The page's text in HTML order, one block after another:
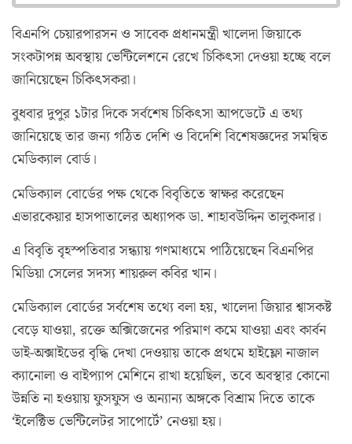
বিএনপি চেয়ারপারসন ও সাবেক প্রধানমন্ত্রী খালেদা জিয়াকে
সংকটাপন্ন অবস্থায় ভেন্টিলেশনে রেখে চিকিৎসা দেওয়া হচ্ছে বলে
জানিয়েছেন চিকিৎসকরা।
বুধবার দুপুর ১টার দিকে সর্বশেষ চিকিৎসা আপডেটে এ তথ্য
জানিয়েছে তার জন্য গঠিত দেশি ও বিদেশি বিশেষজ্ঞদের সমন্বিত
মেডিক্যাল বোর্ড।
মেডিক্যাল বোর্ডের পক্ষ থেকে বিবৃতিতে স্বাক্ষর করেছেন
এভারকেয়ার হাসপাতালের অধ্যাপক ডা. শাহাবউদ্দিন তালুকদার।
এ বিবৃতি বৃহস্পতিবার সন্ধ্যায় গণমাধ্যমে পাঠিয়েছেন বিএনপির
মিডিয়া সেলের সদস্য শায়রুল কবির খান।
মেডিক্যাল বোর্ডের সর্বশেষ তথ্যে বলা হয়, খালেদা জিয়ার শ্বাসকষ্ট
বেড়ে যাওয়া, রক্তে অক্সিজেনের পরিমাণ কমে যাওয়া এবং কার্বন
ডাই-অক্সাইডের বৃদ্ধি দেখা দেওয়ায় তাকে প্রথমে হাইফ্লো নাজাল
ক্যানোলা ও বাইপ্যাপ মেশিনে রাখা হয়েছিল, তবে অবস্থার কোনো
উন্নতি না হওয়ায় ফুসফুস ও অন্যান্য অঙ্গকে বিশ্রাম দিতে তাকে
‘ইলেক্টিভ ভেন্টিলেটর সাপোর্টে’ নেওয়া হয়।